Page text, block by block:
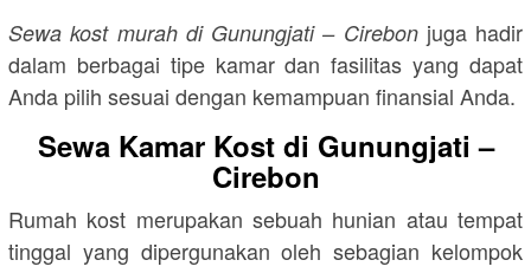
Sewa kost murah di Gunungjati – Cirebonjuga hadir
dalam berbagai tipe kamar dan fasilitas yang dapat
Anda pilih sesuai dengan kemampuan finansial Anda.
Sewa Kamar Kost di Gunungjati –
Cirebon
Rumah kost merupakan sebuah hunian atau tempat
tinggal yang dipergunakan oleh sebagian kelompok